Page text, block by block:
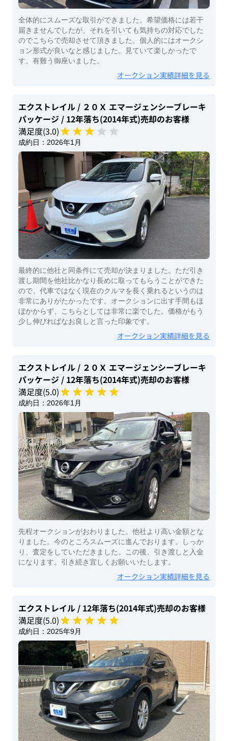
全体的にスムーズな取引ができました。希望価格には若干
届きませんでしたが、それを引いても気持ちの対応でした
のでこちらで売却させて頂きました。個人的にはオークシ
ョン形式が良いなと感じました。見ていて楽しかったで
す。有難う御座いました。
オークション実績詳細を見る
エクストレイル / ２０Ｘ エマージェンシーブレーキ
パッケージ / 12年落ち(2014年式)売却のお客様
満足度(3.0)
成約日： 2026年1月
最終的に他社と同条件にて売却が決まりました。ただ引き
渡し期間を他社比かなり長めに取ってもらうことができた
ので、代車ではなく現在のクルマを長く乗れるというのは
非常にありがたかったです。オークションに出す手間もほ
ぼかからず、こちらとしては非常に楽でした。価格がもう
少し伸びればなお良しと言った印象です。
オークション実績詳細を見る
エクストレイル / ２０Ｘ エマージェンシーブレーキ
パッケージ / 12年落ち(2014年式)売却のお客様
満足度(5.0)
成約日： 2026年1月
先程オークションがおわりました。他社より高い金額とな
りました。今のところスムーズに進んでおります。しっか
り、査定をしていただきました。この後、引き渡しと入金
になります。引き続き宜しくお願いいたします。
オークション実績詳細を見る
エクストレイル / 12年落ち(2014年式)売却のお客様
満足度(5.0)
成約日： 2025年9月